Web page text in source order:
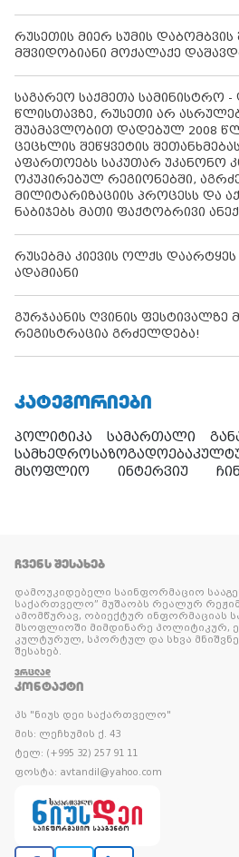
რუსეთის მიერ სუმის დაბომბვის
მშვიდობიანი მოქალაქე
საგარეო საქმეთა სამინისტრო -
წლისთავზე, რუსეთი არ
შუამავლობით დადებულ 2008
ცეცხლის შეწყვეტის
აფართოებს საკუთარ უკანონო
ოკუპირებულ რეგიონებში,
მილიტარიზაციის პროცესს და
ნაბიჯებს მათი ფაქტობრივი
რუსებმა კიევის ოლქს დაარტყეს
ადამიანი
გურჯაანის ღვინის ფესტივალზე
რეგისტრაცია გრძელდება!
ᲙᲐᲢᲔᲒᲝᲠᲘᲔᲑᲘ
პოლიტიკა სამართალი
სამხედროსაზოგადოება
მსოფლიო
ინტერვიუ
ᲩᲕᲔᲜᲡ ᲨᲔᲡᲐᲮᲔᲑ
დამოუკიდებელი საინფორმაციო
საქართველო” მუშაობს რეალურ
ამომწურავ, ობიექტურ ინფორმაციას
მსოფლიოში მიმდინარე პოლიტიკურ,
კულტურულ, სპორტულ და სხვა
შესახებ.
ᲕᲠᲪᲚᲐᲓ
ᲙᲝᲜᲢᲐᲥᲢᲘ
პს "ნიუს დეი საქართველო"
მის: ლეჩხუმის ქ. 43
ტელ: (+995 32) 257 91 11
ფოსტა: avtandil@yahoo.com